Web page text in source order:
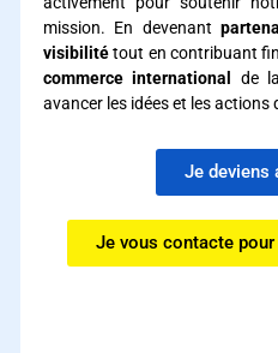
mission. En devenant
visibilitétout en contribuant
commerce international de
avancer les idées et les actions
Je deviens
Je vous contacte